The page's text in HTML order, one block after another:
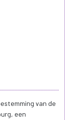
van de
een